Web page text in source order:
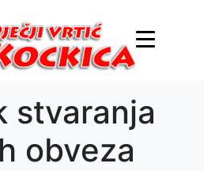
stvaranja
obveza